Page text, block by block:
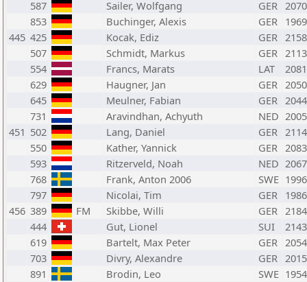
587 Sailer, Wolfgang GER 2070
853
Buchinger, Alexis GER 1969
445 425 Kocak, Ediz GER 2158
507
Schmidt, Markus GER 2113
554
Francs, Marats LAT
2081
629
Haugner, Jan GER 2050
645
Meulner, Fabian GER 2044
731
Aravindhan, Achyuth NED 2005
451 502 Lang, Daniel GER 2114
550
Kather, Yannick GER 2083
593
Ritzerveld, Noah NED 2067
768
Frank, Anton 2006 SWE 1996
797
Nicolai, Tim GER 1986
456 389 FM Skibbe, Willi GER 2184
444
Gut, Lionel SUI
2143
619
Bartelt, Max Peter GER 2054
703
Divry, Alexandre GER 2015
891
Brodin, Leo SWE 1954